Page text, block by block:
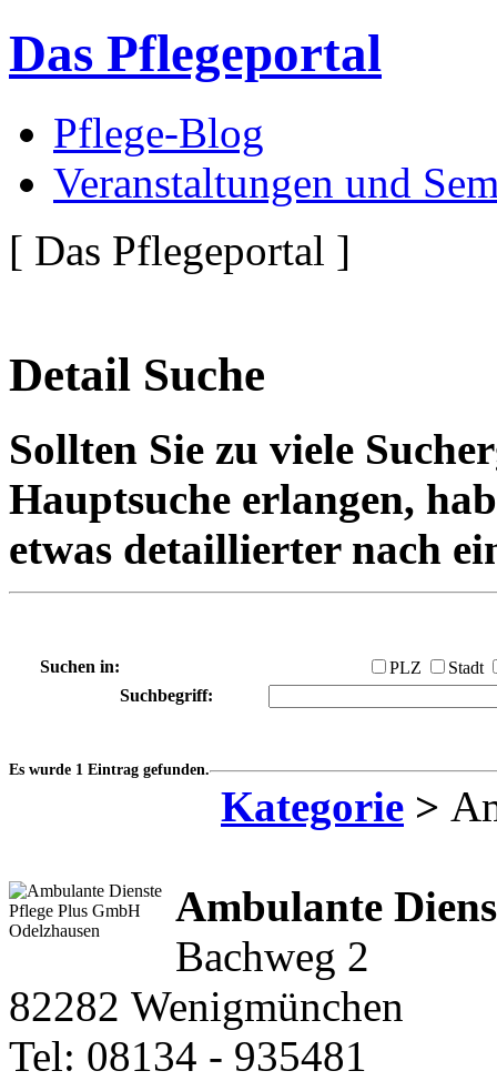
Das Pflegeportal
Pflege-Blog
Veranstaltungen und
[ Das Pflegeportal ]
Detail Suche
Sollten Sie zu viele
Hauptsuche erlangen,
etwas detaillierter nach
Suchen in: PLZ
Stadt
Suchbegriff:
Es wurde 1 Eintrag gefunden.
Kategorie >
Ambulante
Bachweg 2
82282 Wenigmünchen
Tel: 08134 - 935481